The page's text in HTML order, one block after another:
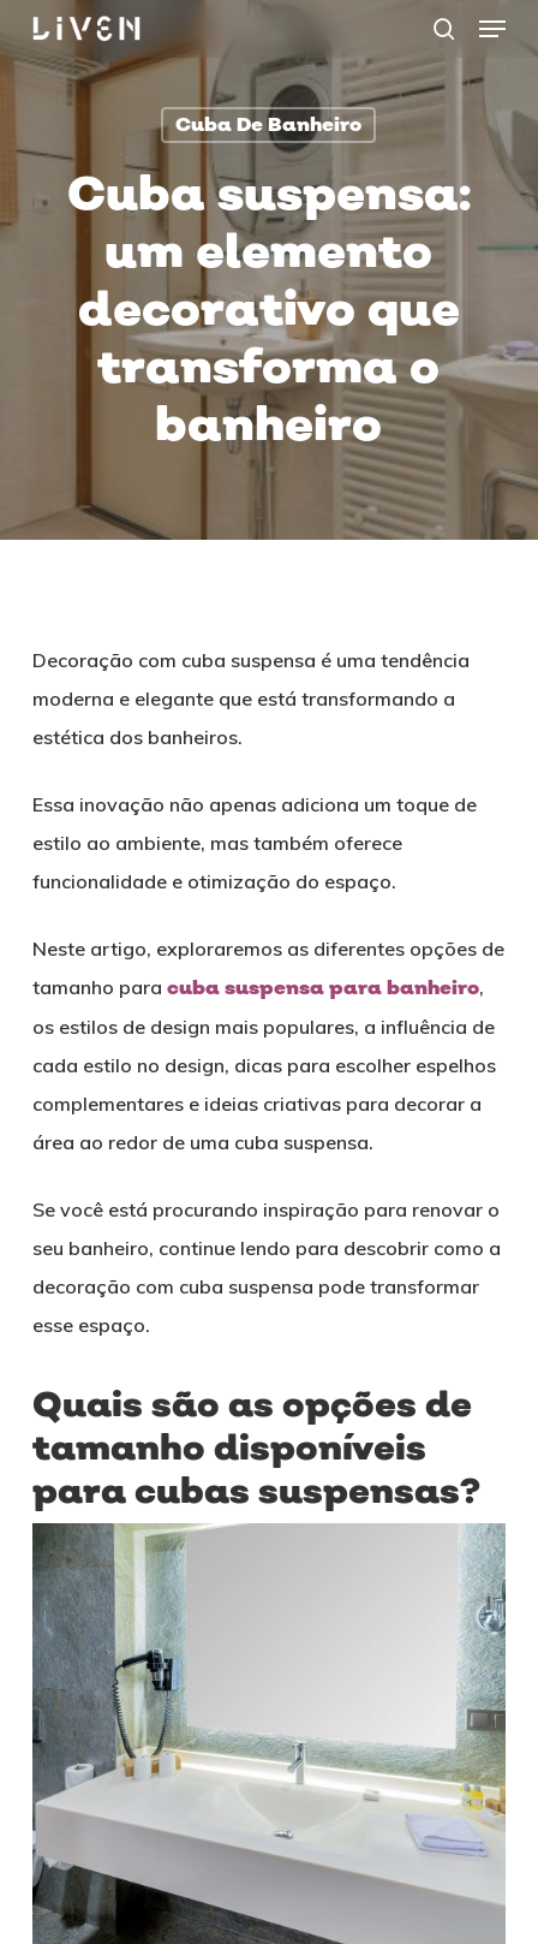
Skip
to
procurar
Menu
Cuba De Banheiro
Cuba suspensa:
um elemento
decorativo que
transforma o
banheiro
Decoração com cuba suspensa é uma tendência
moderna e elegante que está transformando a
estética dos banheiros.
Essa inovação não apenas adiciona um toque de
estilo ao ambiente, mas também oferece
funcionalidade e otimização do espaço.
Neste artigo, exploraremos as diferentes opções de
tamanho para cuba suspensa para banheiro,
os estilos de design mais populares, a influência de
cada estilo no design, dicas para escolher espelhos
complementares e ideias criativas para decorar a
área ao redor de uma cuba suspensa.
Se você está procurando inspiração para renovar o
seu banheiro, continue lendo para descobrir como a
decoração com cuba suspensa pode transformar
esse espaço.
Quais são as opções de
tamanho disponíveis
para cubas suspensas?